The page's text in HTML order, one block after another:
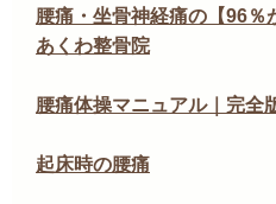
腰痛・坐骨神経痛の【96％
あくわ整骨院
腰痛体操マニュアル｜完全
起床時の腰痛